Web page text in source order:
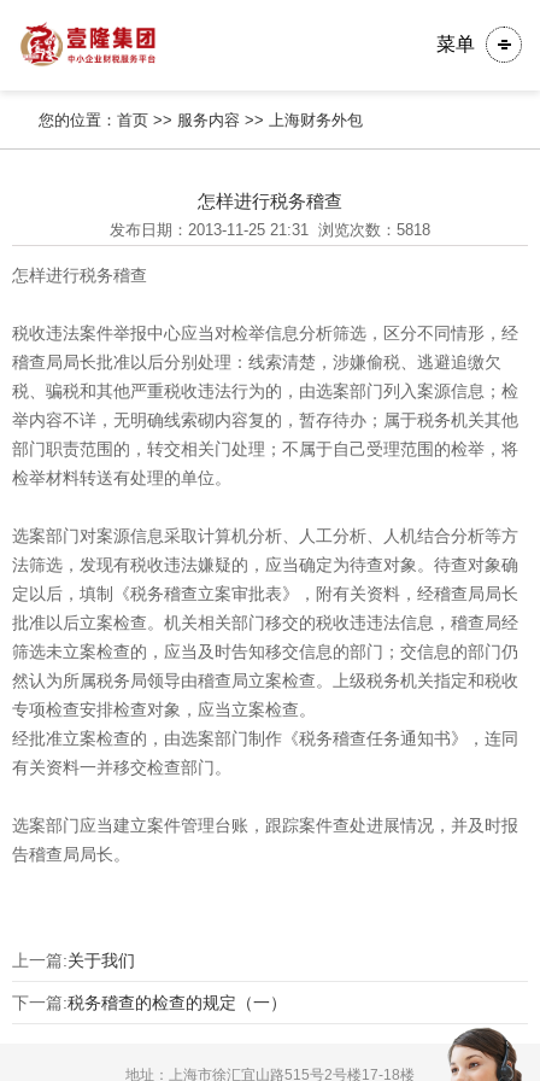
菜单
您的位置：首页 >> 服务内容 >>上海财务外包
怎样进行税务稽查
发布日期：2013-11-25 21:31 浏览次数：5818
怎样进行税务稽查
税收违法案件举报中心应当对检举信息分析筛选，区分不同情形，经
稽查局局长批准以后分别处理：线索清楚，涉嫌偷税、逃避追缴欠
税、骗税和其他严重税收违法行为的，由选案部门列入案源信息；检
举内容不详，无明确线索砌内容复的，暂存待办；属于税务机关其他
部门职责范围的，转交相关门处理；不属于自己受理范围的检举，将
检举材料转送有处理的单位。
选案部门对案源信息采取计算机分析、人工分析、人机结合分析等方
法筛选，发现有税收违法嫌疑的，应当确定为待查对象。待查对象确
定以后，填制《税务稽查立案审批表》，附有关资料，经稽查局局长
批准以后立案检查。机关相关部门移交的税收违违法信息，稽查局经
筛选未立案检查的，应当及时告知移交信息的部门；交信息的部门仍
然认为所属税务局领导由稽查局立案检查。上级税务机关指定和税收
专项检查安排检查对象，应当立案检查。
经批准立案检查的，由选案部门制作《税务稽查任务通知书》，连同
有关资料一并移交检查部门。
选案部门应当建立案件管理台账，跟踪案件查处进展情况，并及时报
告稽查局局长。
上一篇:关于我们
下一篇:税务稽查的检查的规定（一）
地址：上海市徐汇宜山路515号2号楼17-18楼